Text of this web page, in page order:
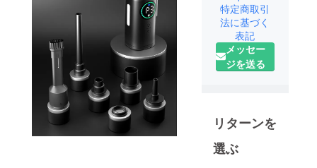
立以来、総
販売代理店
として、ス
マート
ウォッチ
グラス
「MEIZU」
、イヤホン
特定商取引
法に基づく
表記
メッセー
ジを送る
リターンを
選ぶ